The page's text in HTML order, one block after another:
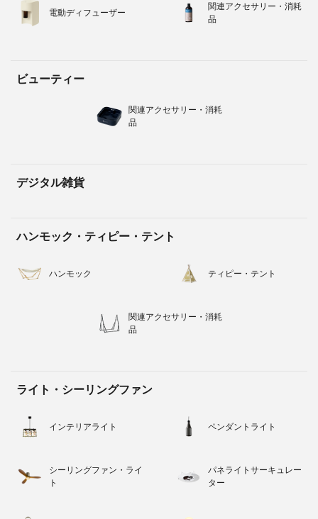
電動ディフューザー
関連アクセサリー・消耗
品
ビューティー
関連アクセサリー・消耗
品
デジタル雑貨
ハンモック・ティピー・テント
ハンモック ティピー・テント
関連アクセサリー・消耗
品
ライト・シーリングファン
インテリアライト ペンダントライト
シーリングファン・ライ
ト
パネライトサーキュレー
ター